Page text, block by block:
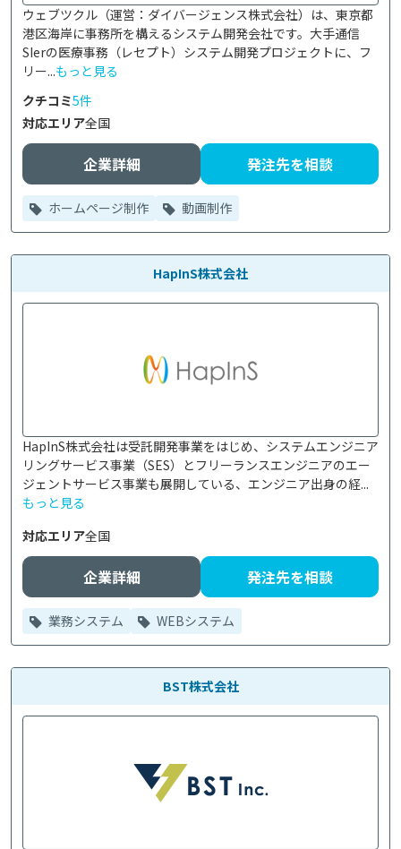
ウェブツクル（運営：ダイバージェンス株式会社）は、東京都
港区海岸に事務所を構えるシステム開発会社です。大手通信
SIerの医療事務（レセプト）システム開発プロジェクトに、フ
リー...もっと見る
クチコミ5件
対応エリア全国
企業詳細 発注先を相談
ホームページ制作 動画制作
HapInS株式会社
HapInS株式会社は受託開発事業をはじめ、システムエンジニア
リングサービス事業（SES）とフリーランスエンジニアのエー
ジェントサービス事業も展開している、エンジニア出身の経...
もっと見る
対応エリア全国
企業詳細 発注先を相談
業務システム WEBシステム
BST株式会社